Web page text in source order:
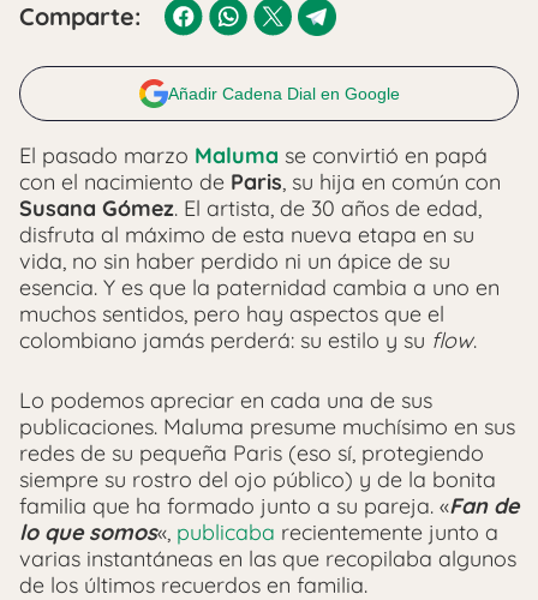
Comparte:
Añadir Cadena Dial en Google
El pasado marzo Maluma se convirtió en papá
con el nacimiento de Paris, su hija en común con
Susana Gómez. El artista, de 30 años de edad,
disfruta al máximo de esta nueva etapa en su
vida, no sin haber perdido ni un ápice de su
esencia. Y es que la paternidad cambia a uno en
muchos sentidos, pero hay aspectos que el
colombiano jamás perderá: su estilo y su flow.
Lo podemos apreciar en cada una de sus
publicaciones. Maluma presume muchísimo en sus
redes de su pequeña Paris (eso sí, protegiendo
siempre su rostro del ojo público) y de la bonita
familia que ha formado junto a su pareja. «Fan de
lo que somos«, publicaba recientemente junto a
varias instantáneas en las que recopilaba algunos
de los últimos recuerdos en familia.